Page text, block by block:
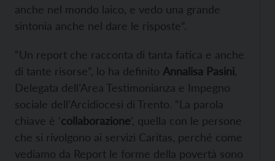
anche nel mondo laico, e vedo una grande
sintonia anche nel dare le risposte”.
“Un report che racconta di tanta fatica e anche
di tante risorse”, lo ha definito Annalisa Pasini
Delegata dell’Area Testimonianza e Impegno
sociale dell’Arcidiocesi di Trento. “La parola
chiave è ‘collaborazione‘, quella con le persone
che si rivolgono ai servizi Caritas, perché come
vediamo da Report le forme della povertà sono